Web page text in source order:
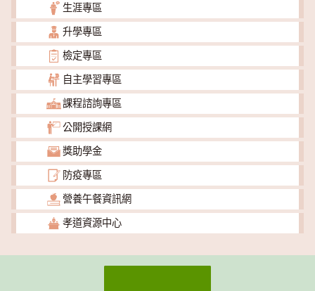
生涯專區
升學專區
檢定專區
自主學習專區
課程諮詢專區
公開授課網
獎助學金
防疫專區
營養午餐資訊網
孝道資源中心